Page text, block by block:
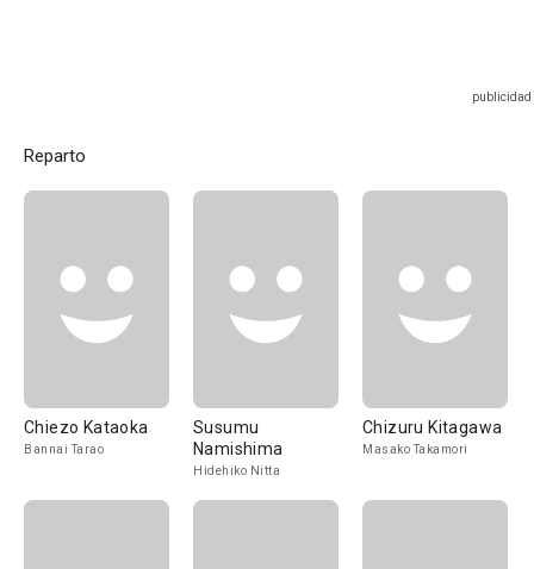
Reparto
Chiezo Kataoka
Bannai Tarao
Susumu
Namishima
Hidehiko Nitta
Chizuru Kitagawa
Masako Takamori